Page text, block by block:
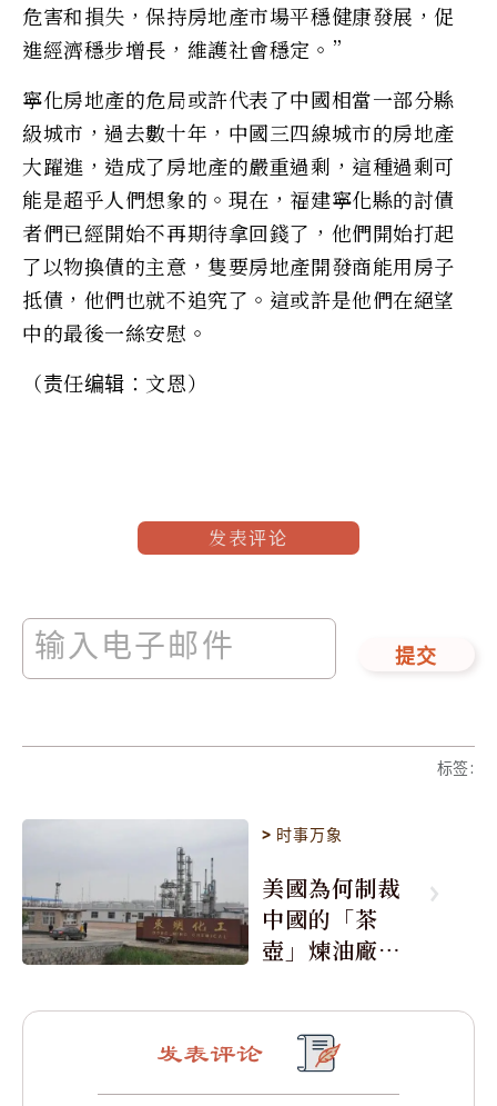
危害和損失，保持房地產市場平穩健康發展，促
進經濟穩步增長，維護社會穩定。”
寧化房地產的危局或許代表了中國相當一部分縣
級城市，過去數十年，中國三四線城市的房地產
大躍進，造成了房地產的嚴重過剩，這種過剩可
能是超乎人們想象的。現在，福建寧化縣的討債
者們已經開始不再期待拿回錢了，他們開始打起
了以物換債的主意，隻要房地產開發商能用房子
抵債，他們也就不追究了。這或許是他們在絕望
中的最後一絲安慰。
（责任编辑：文恩）
发表评论
提交
标签:
> 时事万象
美國為何制裁
中國的「茶
壺」煉油廠與4
发表评论